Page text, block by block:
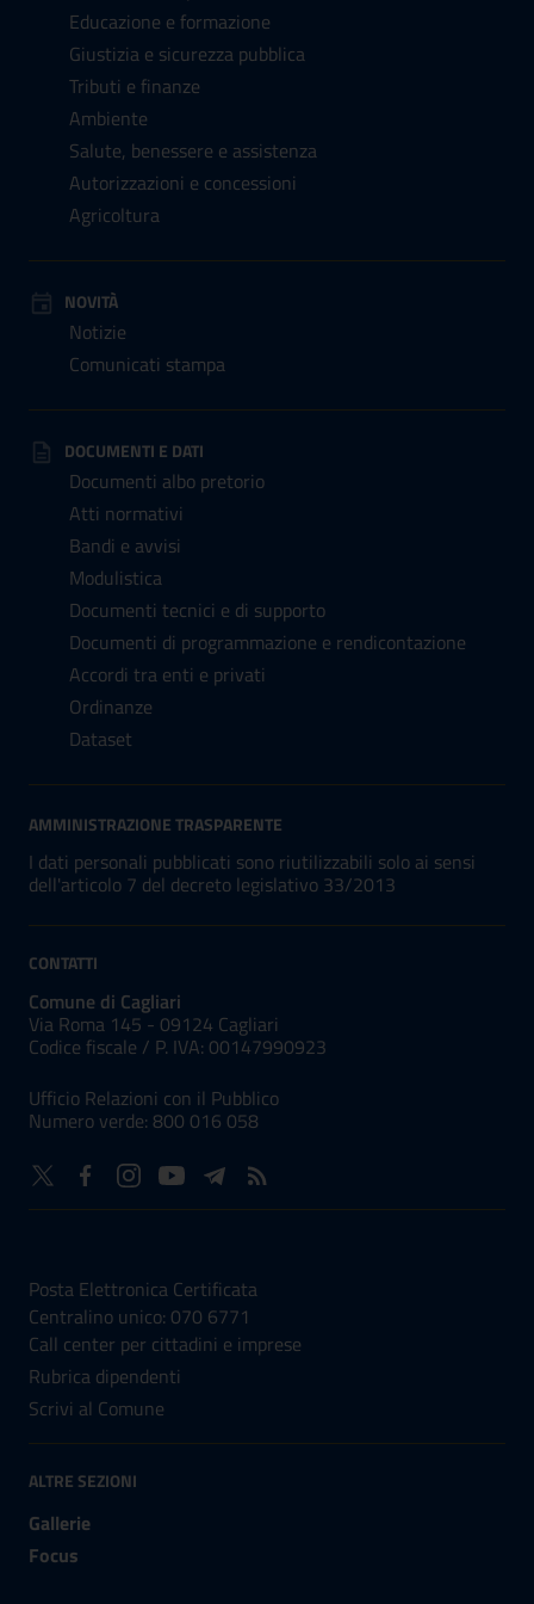
Educazione e formazione
Giustizia e sicurezza pubblica
Tributi e finanze
Ambiente
Salute, benessere e assistenza
Autorizzazioni e concessioni
Agricoltura
NOVITÀ
Notizie
Comunicati stampa
DOCUMENTI E DATI
Documenti albo pretorio
Atti normativi
Bandi e avvisi
Modulistica
Documenti tecnici e di supporto
Documenti di programmazione e rendicontazione
Accordi tra enti e privati
Ordinanze
Dataset
AMMINISTRAZIONE TRASPARENTE
I dati personali pubblicati sono riutilizzabili solo ai sensi
dell'articolo 7 del decreto legislativo 33/2013
CONTATTI
Comune di Cagliari
Via Roma 145 - 09124 Cagliari
Codice fiscale / P. IVA: 00147990923
Ufficio Relazioni con il Pubblico
Numero verde: 800 016 058
Posta Elettronica Certificata
Centralino unico: 070 6771
Call center per cittadini e imprese
Rubrica dipendenti
Scrivi al Comune
ALTRE SEZIONI
Gallerie
Focus